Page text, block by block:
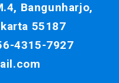
Bangunharjo,
55187
4315-7927